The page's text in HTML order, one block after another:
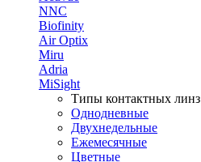
NNC
Biofinity
Air Optix
Miru
Adria
MiSight
Типы контактных линз
Однодневные
Двухнедельные
Ежемесячные
Цветные